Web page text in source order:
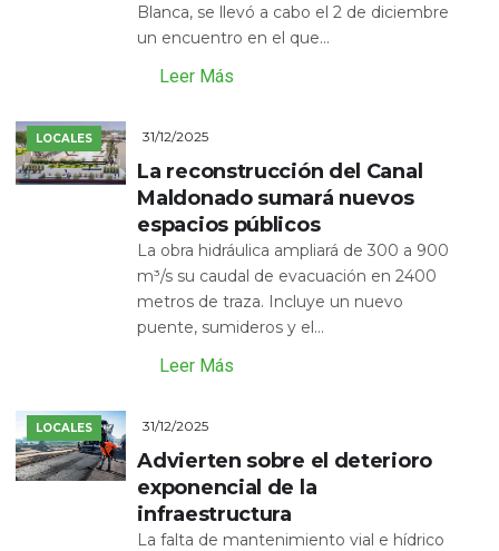
Blanca, se llevó a cabo el 2 de diciembre
un encuentro en el que...
Leer Más
LOCALES 31/12/2025
La reconstrucción del Canal
Maldonado sumará nuevos
espacios públicos
La obra hidráulica ampliará de 300 a 900
m³/s su caudal de evacuación en 2400
metros de traza. Incluye un nuevo
puente, sumideros y el...
Leer Más
LOCALES 31/12/2025
Advierten sobre el deterioro
exponencial de la
infraestructura
La falta de mantenimiento vial e hídrico